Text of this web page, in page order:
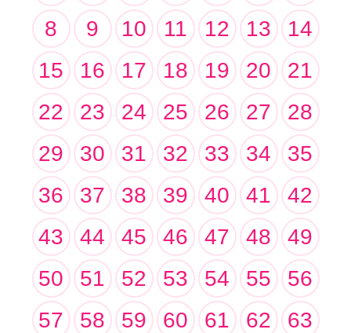
8
9 10 11 12 13
14
15
16 17 18 19 20
21
22
23 24 25 26 27
28
29
30 31 32 33 34
35
36
37 38 39 40 41
42
43
44 45 46 47 48
49
50
51 52 53 54 55
56
57
58 59 60 61 62
63